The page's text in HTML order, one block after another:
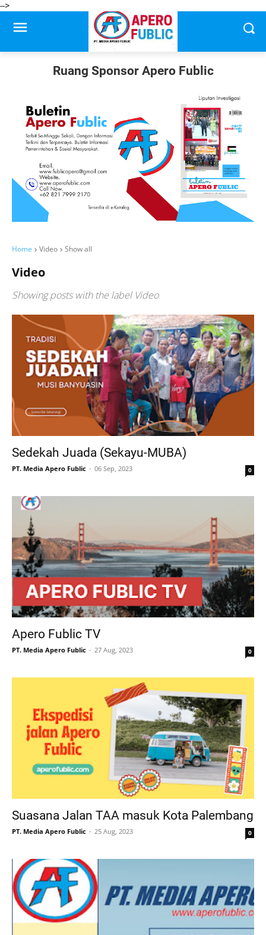
-->
Ruang Sponsor Apero Fublic
Home Video Show all
Video
Showing posts with the label Video
Sedekah Juada (Sekayu-MUBA)
PT. Media Apero Fublic 06 Sep, 2023 0
Apero Fublic TV
PT. Media Apero Fublic 27 Aug, 2023 0
Suasana Jalan TAA masuk Kota Palembang
PT. Media Apero Fublic 25 Aug, 2023 0